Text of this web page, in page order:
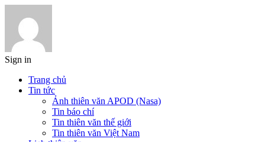
Sign in
Trang chủ
Tin tức
Ảnh thiên văn APOD (Nasa)
Tin báo chí
Tin thiên văn thế giới
Tin thiên văn Việt Nam